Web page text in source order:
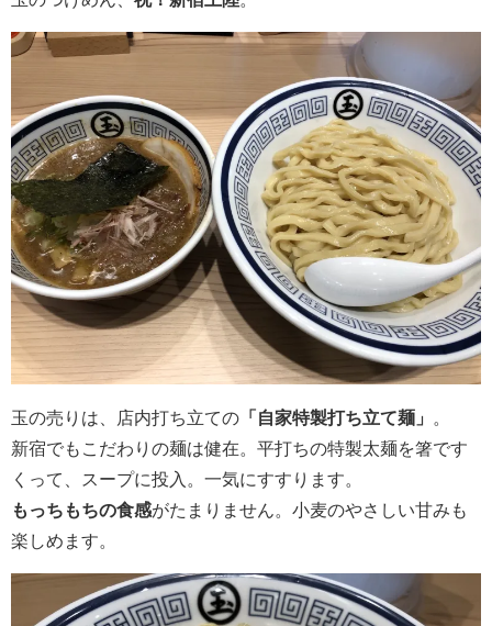
玉の売りは、店内打ち立ての 「自家特製打ち立て麺」
新宿でもこだわりの麺は健在。平打ちの特製太麺を箸です
くって、スープに投入。一気にすすります。
もっちもちの食感がたまりません。小麦のやさしい甘みも
楽しめます。